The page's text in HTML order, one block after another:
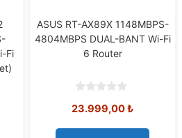
Fi
ASUS RT-AX89X 1148MBPS-
4804MBPS DUAL-BANT Wi-Fi
6 Router
o
t
23.999,00₺